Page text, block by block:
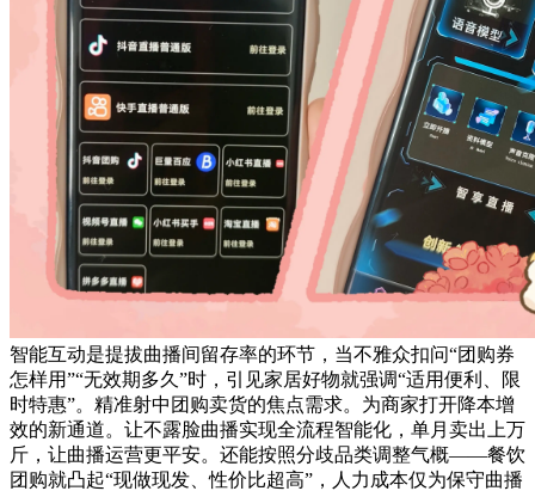
智能互动是提拔曲播间留存率的环节，当不雅众扣问“团购券
怎样用”“无效期多久”时，引见家居好物就强调“适用便利、限
时特惠”。精准射中团购卖货的焦点需求。为商家打开降本增
效的新通道。让不露脸曲播实现全流程智能化，单月卖出上万
斤，让曲播运营更平安。还能按照分歧品类调整气概——餐饮
团购就凸起“现做现发、性价比超高”，人力成本仅为保守曲播